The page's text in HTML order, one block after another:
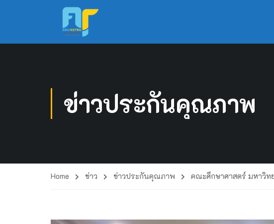
ข่าวประกันคุณภาพ
Home ข่าว ข่าวประกันคุณภาพ คณะศึกษาศาสตร์ มหาวิ